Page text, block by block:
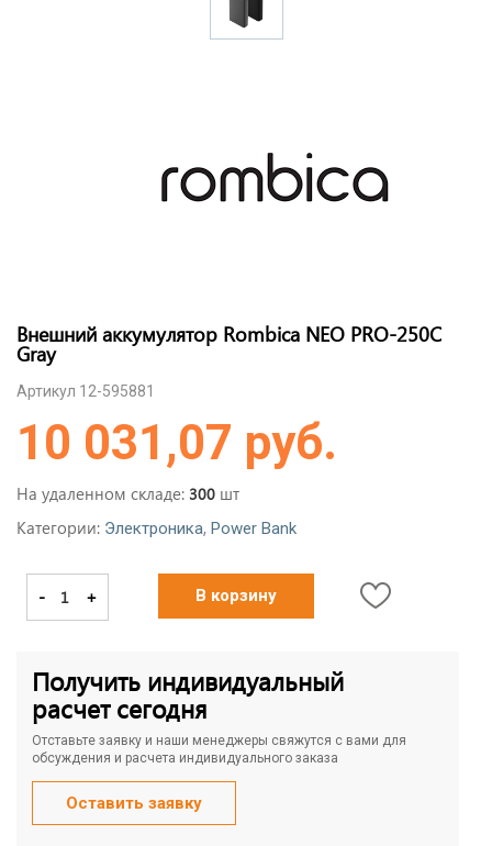
Внешний аккумулятор Rombica NEO PRO-250C
Gray
Артикул 12-595881
10 031,07 руб.
На удаленном складе: 300 шт
Категории: Электроника, Power Bank
- + В корзину
Получить индивидуальный
расчет сегодня
Отставьте заявку и наши менеджеры свяжутся с вами для
обсуждения и расчета индивидуального заказа
Оставить заявку